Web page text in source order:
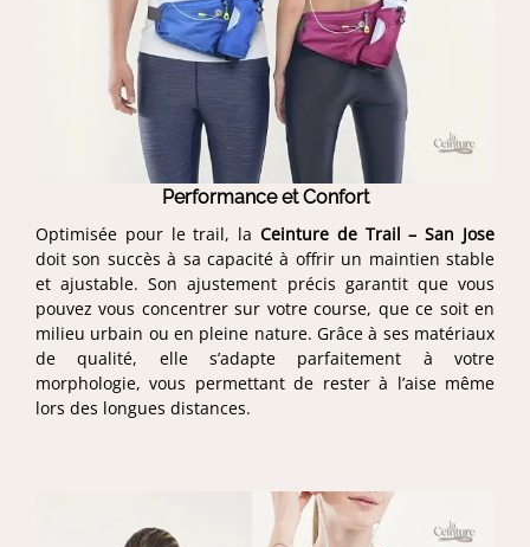
Performance et Confort
Optimisée pour le trail, la Ceinture de Trail – San Jose
doit son succès à sa capacité à offrir un maintien stable
et ajustable. Son ajustement précis garantit que vous
pouvez vous concentrer sur votre course, que ce soit en
milieu urbain ou en pleine nature. Grâce à ses matériaux
de qualité, elle s’adapte parfaitement à votre
morphologie, vous permettant de rester à l’aise même
lors des longues distances.